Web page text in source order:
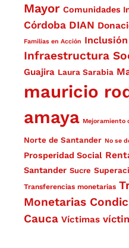
Mayor Comunidades
Córdoba DIAN
Familias en Acción
Infraestructura
Guajira Laura Sarabia
mauricio
amaya Mejoramiento
Norte de Santander No se
Prosperidad Social
Santander Sucre
Transferencias monetarias
Monetarias
Cauca Víctimas